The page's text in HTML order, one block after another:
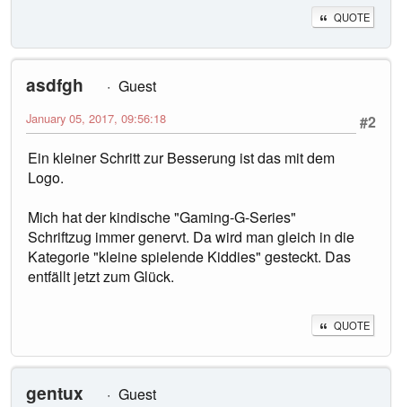
QUOTE
asdfgh
Guest
#2
January 05, 2017, 09:56:18
Ein kleiner Schritt zur Besserung ist das mit dem
Logo.
Mich hat der kindische "Gaming-G-Series"
Schriftzug immer genervt. Da wird man gleich in die
Kategorie "kleine spielende Kiddies" gesteckt. Das
entfällt jetzt zum Glück.
QUOTE
gentux
Guest